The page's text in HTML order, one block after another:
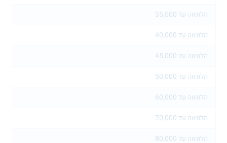
הלוואה עד 35,000
הלוואה עד 40,000
הלוואה עד 45,000
הלוואה עד 50,000
הלוואה עד 60,000
הלוואה עד 70,000
הלוואה עד 80,000